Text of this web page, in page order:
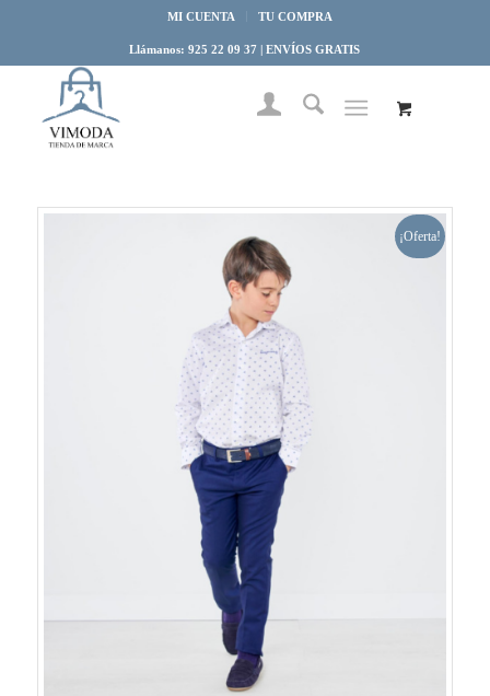
MI CUENTA TU COMPRA
Llámanos: 925 22 09 37 | ENVÍOS GRATIS
¡Oferta!